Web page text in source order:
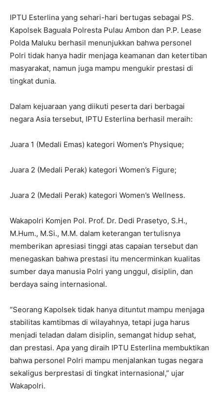
IPTU Esterlina yang sehari-hari bertugas sebagai PS.
Kapolsek Baguala Polresta Pulau Ambon dan P.P. Lease
Polda Maluku berhasil menunjukkan bahwa personel
Polri tidak hanya hadir menjaga keamanan dan ketertiban
masyarakat, namun juga mampu mengukir prestasi di
tingkat dunia.
Dalam kejuaraan yang diikuti peserta dari berbagai
negara Asia tersebut, IPTU Esterlina berhasil meraih:
Juara 1 (Medali Emas) kategori Women’s Physique;
Juara 2 (Medali Perak) kategori Women’s Figure;
Juara 2 (Medali Perak) kategori Women’s Wellness.
Wakapolri Komjen Pol. Prof. Dr. Dedi Prasetyo, S.H.,
M.Hum., M.Si., M.M. dalam keterangan tertulisnya
memberikan apresiasi tinggi atas capaian tersebut dan
menegaskan bahwa prestasi itu mencerminkan kualitas
sumber daya manusia Polri yang unggul, disiplin, dan
berdaya saing internasional.
“Seorang Kapolsek tidak hanya dituntut mampu menjaga
stabilitas kamtibmas di wilayahnya, tetapi juga harus
menjadi teladan dalam disiplin, semangat hidup sehat,
dan prestasi. Apa yang diraih IPTU Esterlina membuktikan
bahwa personel Polri mampu menjalankan tugas negara
sekaligus berprestasi di tingkat internasional,” ujar
Wakapolri.